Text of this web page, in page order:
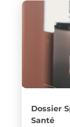
Dossier
Santé